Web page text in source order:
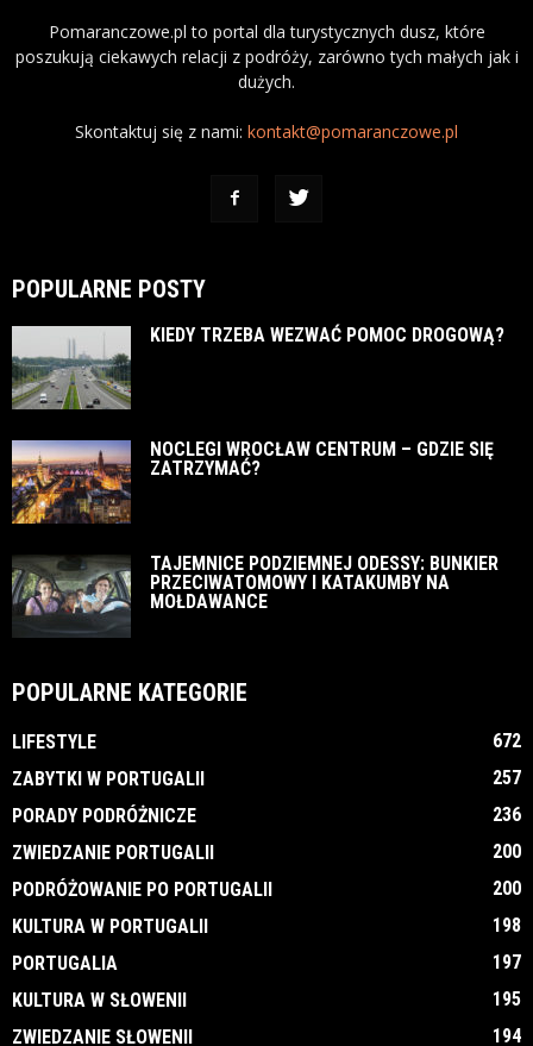
Pomaranczowe.pl to portal dla turystycznych dusz, które
poszukują ciekawych relacji z podróży, zarówno tych małych jak i
dużych.
Skontaktuj się z nami: kontakt@pomaranczowe.pl
POPULARNE POSTY
KIEDY TRZEBA WEZWAĆ POMOC DROGOWĄ?
NOCLEGI WROCŁAW CENTRUM – GDZIE SIĘ
ZATRZYMAĆ?
TAJEMNICE PODZIEMNEJ ODESSY: BUNKIER
PRZECIWATOMOWY I KATAKUMBY NA
MOŁDAWANCE
POPULARNE KATEGORIE
LIFESTYLE
672
ZABYTKI W PORTUGALII
257
PORADY PODRÓŻNICZE
236
ZWIEDZANIE PORTUGALII
200
PODRÓŻOWANIE PO PORTUGALII
200
KULTURA W PORTUGALII
198
PORTUGALIA
197
KULTURA W SŁOWENII
195
ZWIEDZANIE SŁOWENII
194